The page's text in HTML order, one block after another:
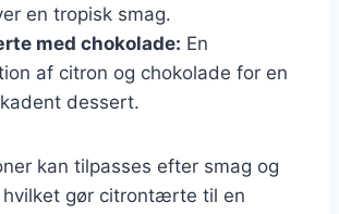
en tropisk smag.
med chokolade: En
af citron og chokolade for en
dessert.
kan tilpasses efter smag og
gør citrontærte til en